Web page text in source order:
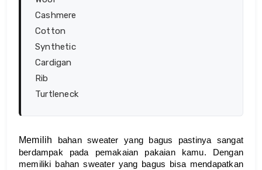
Cashmere
Cotton
Synthetic
Cardigan
Rib
Turtleneck
Memilih
bahan sweater yang bagus pastinya sangat
berdampak pada pemakaian pakaian kamu. Dengan
memiliki bahan sweater yang bagus bisa mendapatkan